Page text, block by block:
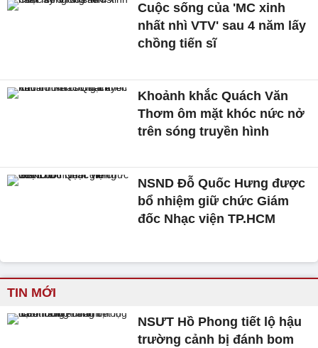
Cuộc sống của 'MC xinh
nhất nhì VTV' sau 4 năm lấy
chồng tiến sĩ
Khoảnh khắc Quách Văn
Thơm ôm mặt khóc nức nở
trên sóng truyền hình
NSND Đỗ Quốc Hưng được
bổ nhiệm giữ chức Giám
đốc Nhạc viện TP.HCM
TIN MỚI
NSƯT Hồ Phong tiết lộ hậu
trường cảnh bị đánh bom